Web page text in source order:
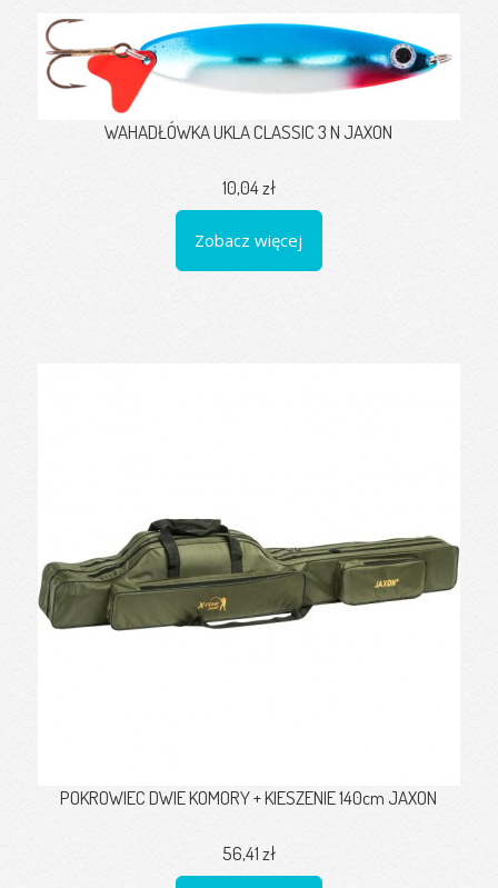
WAHADŁÓWKA UKLA CLASSIC 3 N JAXON
10,04 zł
Zobacz więcej
POKROWIEC DWIE KOMORY + KIESZENIE 140cm JAXON
56,41 zł